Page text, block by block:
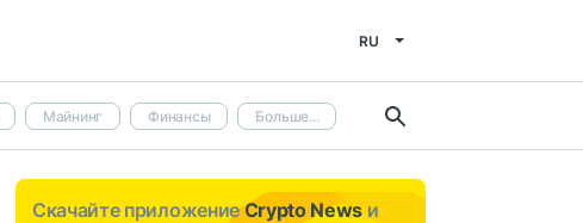
RU
Майнинг Финансы Больше...
Скачайте приложениеCrypto News и